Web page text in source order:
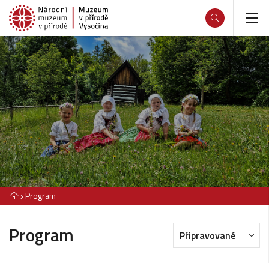
Program
Program Připravované